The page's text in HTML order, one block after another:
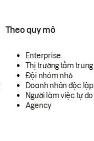
Theo quy mô
Enterprise
Thị trường tầm trung
Đội nhóm nhỏ
Doanh nhân độc lập
Người làm việc tự do
Agency